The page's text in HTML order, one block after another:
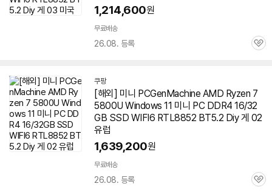
1,214,600원
무료배송
26.08. 등록
관
쿠팡
[해외] 미니 PCGenMachine AMD Ryzen 7
5800U Windows 11 미니 PC DDR4 16/32
GB SSD WIFI6 RTL8852 BT5.2 Diy 게 02
유럽
1,639,200원
무료배송
26.08. 등록
관